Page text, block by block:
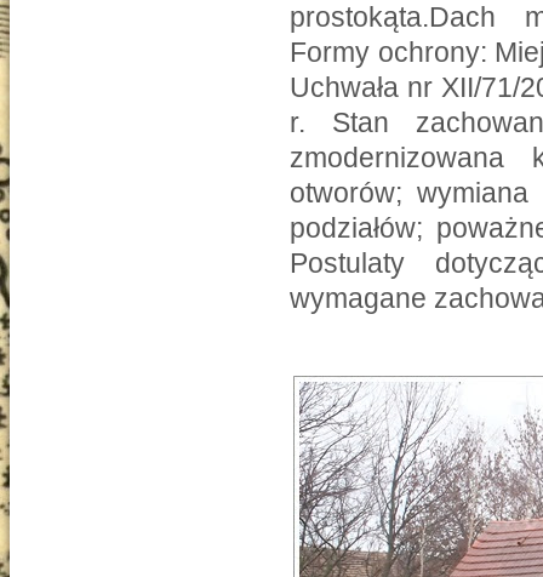
prostokąta.Dach
Formy ochrony:
Uchwała nr XII/71/
r. Stan
zmodernizowana
otworów;
podziałów;
Postulaty
wymagane